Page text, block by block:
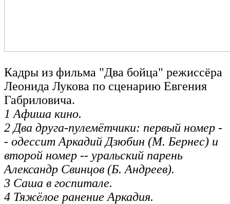
Кадры из фильма "Два бойца" режиссёра
Леонида Лукова по сценарию Евгения
Габриловича.
1 Афиша кино.
2 Два друга-пулемётчики: первый номер -
- одессит Аркадий Дзюбин (М. Бернес) и
второй номер -- уральский парень
Александр Свинцов (Б. Андреев).
3 Саша в госпитале.
4 Тяжёлое ранение Аркадия.